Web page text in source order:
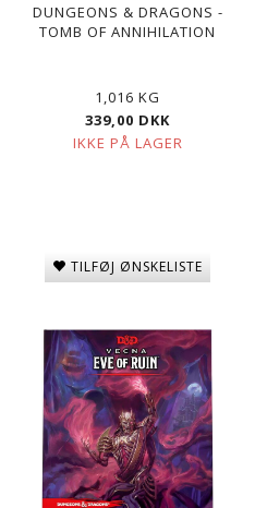
DUNGEONS & DRAGONS -
TOMB OF ANNIHILATION
1,016 KG
339,00 DKK
IKKE PÅ LAGER
TILFØJ ØNSKELISTE